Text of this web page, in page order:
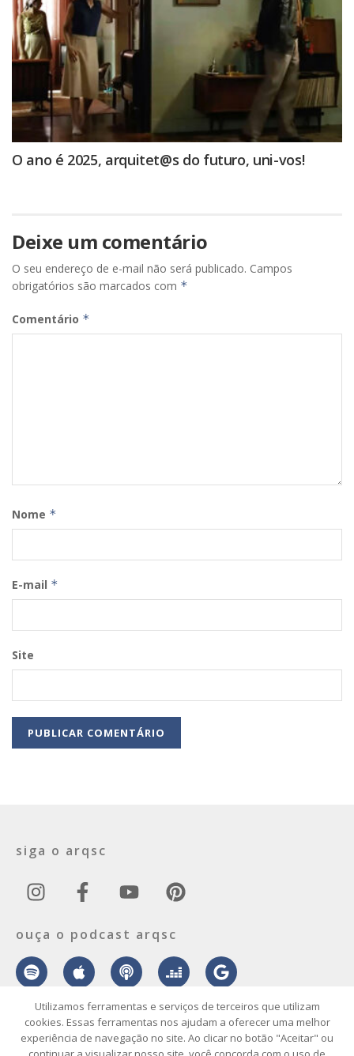
O ano é 2025, arquitet@s do futuro, uni-vos!
Deixe um comentário
O seu endereço de e-mail não será publicado. Campos
obrigatórios são marcados com *
Comentário *
Nome *
E-mail *
Site
siga o arqsc
ouça o podcast arqsc
sobre contato envie seu projeto publicidade vídeo podcast
Utilizamos ferramentas e serviços de terceiros que utilizam
cookies. Essas ferramentas nos ajudam a oferecer uma melhor
experiência de navegação no site. Ao clicar no botão "Aceitar" ou